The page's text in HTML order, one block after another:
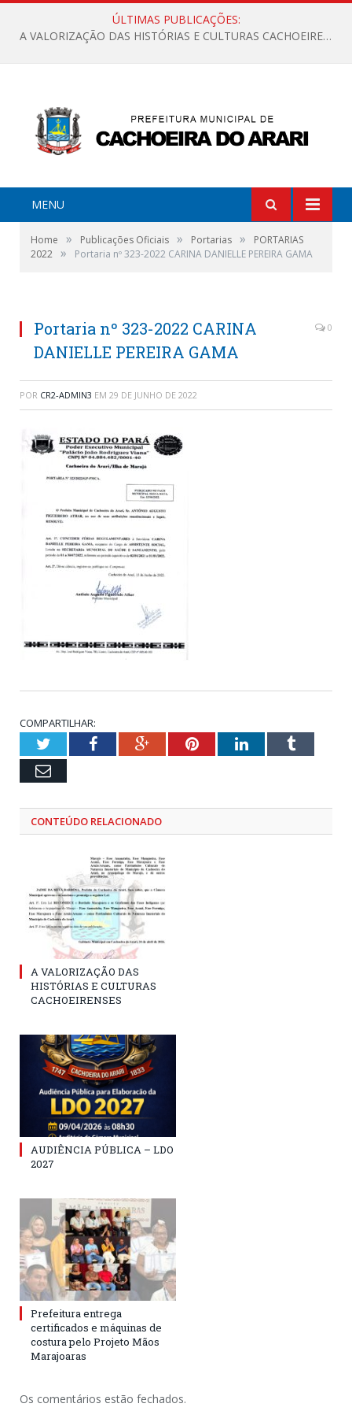
ÚLTIMAS PUBLICAÇÕES:
A VALORIZAÇÃO DAS HISTÓRIAS E CULTURAS CACHOEIRENSES
MENU
Home » Publicações Oficiais » Portarias »
PORTARIAS
2022 » Portaria nº 323-2022 CARINA DANIELLE PEREIRA GAMA
Portaria nº 323-2022 CARINA
DANIELLE PEREIRA GAMA
0
POR CR2-ADMIN3 EM 29 DE JUNHO DE 2022
COMPARTILHAR:
TwitterFacebookGoogle+PinterestLinkedInTumblr
Email
CONTEÚDO RELACIONADO
A VALORIZAÇÃO DAS
HISTÓRIAS E CULTURAS
CACHOEIRENSES
AUDIÊNCIA PÚBLICA – LDO
2027
Prefeitura entrega
certificados e máquinas de
costura pelo Projeto Mãos
Marajoaras
Os comentários estão fechados.